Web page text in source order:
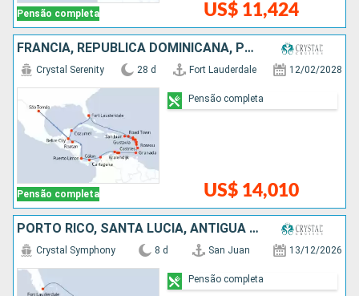
Pensão completa US$ 11,424
FRANCIA, REPUBLICA DOMINICANA, PORTO RICO, ANTIGUA E BARBUDA, SANTA LUCIA, GRENADA, ARUBA, COLOMBIA, PANAMÁ, COSTA RICA, HONDURAS, BELIZE, MÉXICO, ESTADOS UNIDOS
Pensão completa
Crystal Serenity 28 d Fort Lauderdale 12/02/2028
US$ 14,010
Pensão completa
PORTO RICO, SANTA LUCIA, ANTIGUA E BARBUDA, ESTADOS UNIDOS
Crystal Symphony 8 d San Juan 13/12/2026
Pensão completa